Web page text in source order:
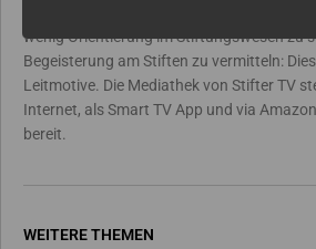
wenig Orientierung im Stiftungswesen zu
Begeisterung am Stiften zu vermitteln:
Leitmotive. Die Mediathek von Stifter TV
Internet, als Smart TV App und via
bereit.
WEITERE THEMEN